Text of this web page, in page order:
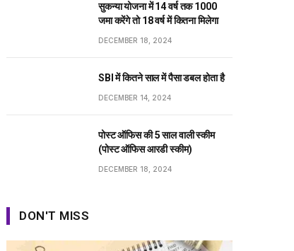
सुकन्या योजना में 14 वर्ष तक ₹1000
जमा करेंगे तो 18 वर्ष में कितना मिलेगा
DECEMBER 18, 2024
SBI में कितने साल में पैसा डबल होता है
DECEMBER 14, 2024
पोस्ट ऑफिस की 5 साल वाली स्कीम
(पोस्ट ऑफिस आरडी स्कीम)
DECEMBER 18, 2024
DON'T MISS